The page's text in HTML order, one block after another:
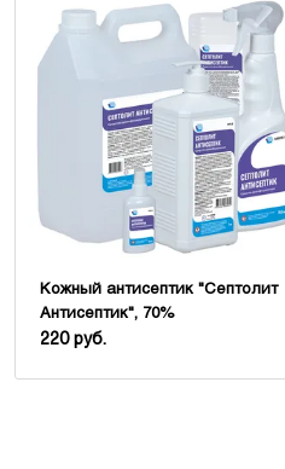
Кожный антисептик "Септолит
Антисептик", 70%
220 руб.